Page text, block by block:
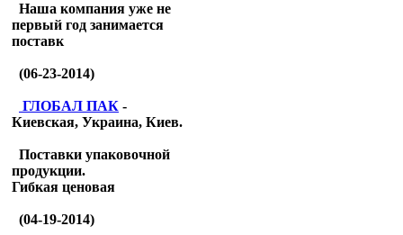
Наша компания уже не
первый год занимается
поставк
(06-23-2014)
ГЛОБАЛ ПАК -
Киевская, Украина, Киев.
Поставки упаковочной
продукции.
Гибкая ценовая
(04-19-2014)